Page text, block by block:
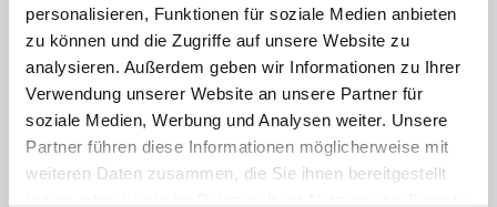
personalisieren, Funktionen für soziale Medien anbieten
zu können und die Zugriffe auf unsere Website zu
analysieren. Außerdem geben wir Informationen zu Ihrer
Verwendung unserer Website an unsere Partner für
soziale Medien, Werbung und Analysen weiter. Unsere
Partner führen diese Informationen möglicherweise mit
weiteren Daten zusammen, die Sie ihnen bereitgestellt